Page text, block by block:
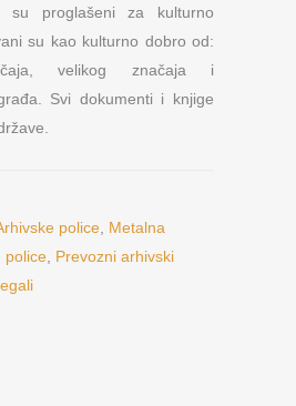
su proglašeni za kulturno
su kao kulturno dobro od:
velikog značaja i
Svi dokumenti i knjige
police Metalna
police Prevozni arhivski